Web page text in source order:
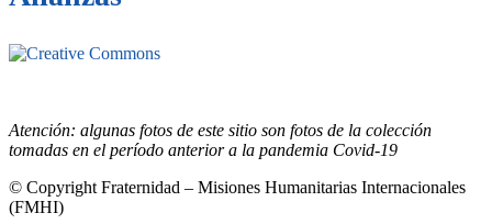
Atención: algunas fotos de este sitio son fotos de la colección
tomadas en el período anterior a la pandemia Covid-19
© Copyright Fraternidad – Misiones Humanitarias Internacionales
(FMHI)